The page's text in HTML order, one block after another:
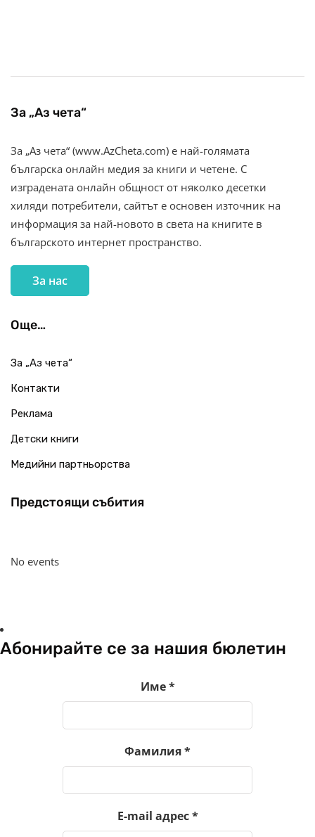
За „Аз чета“
За „Аз чета“ (www.AzCheta.com) е най-голямата
българска онлайн медия за книги и четене. С
изградената онлайн общност от няколко десетки
хиляди потребители, сайтът е основен източник на
информация за най-новото в света на книгите в
българското интернет пространство.
За нас
Още…
За „Аз чета“
Контакти
Реклама
Детски книги
Медийни партньорства
Предстоящи събития
No events
Абонирайте се за нашия бюлетин
Име*
Фамилия*
E-mail адрес*